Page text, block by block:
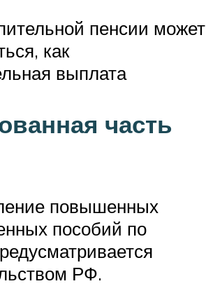
пенсии может
как
выплата
часть
повышенных
пособий по
РФ.